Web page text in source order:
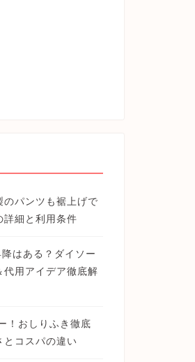
のパンツも裾上げで
詳細と利用条件
はある？ダイソー
代用アイデア徹底解
！おしりふき徹底
とコスパの違い